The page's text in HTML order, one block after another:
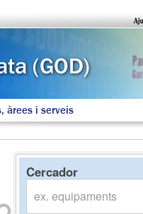
àrees i serveis
Cercador